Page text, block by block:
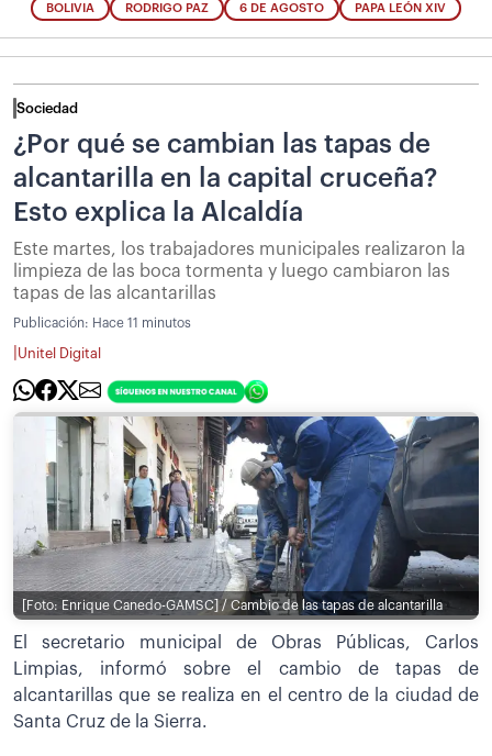
BOLIVIA RODRIGO PAZ 6 DE AGOSTO PAPA LEÓN XIV
Sociedad
¿Por qué se cambian las tapas de
alcantarilla en la capital cruceña?
Esto explica la Alcaldía
Este martes, los trabajadores municipales realizaron la
limpieza de las boca tormenta y luego cambiaron las
tapas de las alcantarillas
Publicación: Hace 11 minutos
Unitel Digital
[Foto: Enrique Canedo-GAMSC] / Cambio de las tapas de alcantarilla
El secretario municipal de Obras Públicas, Carlos
Limpias, informó sobre el cambio de tapas de
alcantarillas que se realiza en el centro de la ciudad de
Santa Cruz de la Sierra.